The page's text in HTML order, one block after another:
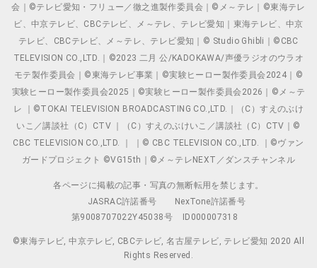
会｜©テレビ愛知・フリュー／徹之進製作委員会｜©メ～テレ｜©東海テレ
ビ、中京テレビ、CBCテレビ、メ～テレ、テレビ愛知｜東海テレビ、中京
テレビ、CBCテレビ、メ～テレ、テレビ愛知｜© Studio Ghibli｜©CBC
TELEVISION CO.,LTD.｜©2023 二月 公/KADOKAWA/声優ラジオのウラオ
モテ製作委員会｜©東海テレビ事業｜©実験ヒーロー製作委員会2024｜©
実験ヒーロー製作委員会2025｜©実験ヒーロー製作委員会2026｜©メ～テ
レ ｜©TOKAI TELEVISION BROADCASTING CO.,LTD.｜（C）すえのぶけ
いこ／講談社（C）CTV ｜（C）すえのぶけいこ／講談社（C）CTV｜©
CBC TELEVISION CO.,LTD. ｜ ｜© CBC TELEVISION CO.,LTD. ｜©ヴァン
ガードプロジェクト ©VG15th｜©メ～テレNEXT／ダンスチャンネル
各ページに掲載の記事・写真の無断転用を禁じます。
JASRAC許諾番号
NexTone許諾番号
第9008707022Y45038号
ID000007318
©東海テレビ, 中京テレビ, CBCテレビ, 名古屋テレビ, テレビ愛知 2020 All
Rights Reserved.